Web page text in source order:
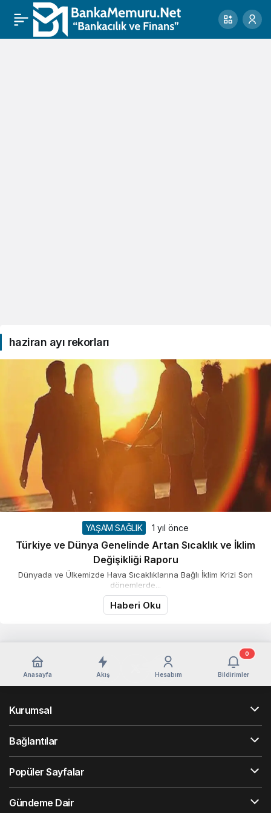
haziran ayı rekorları
YAŞAM SAĞLIK 1 yıl önce
Türkiye ve Dünya Genelinde Artan Sıcaklık ve İklim
Değişikliği Raporu
Dünyada ve Ülkemizde Hava Sıcaklıklarına Bağlı İklim Krizi Son
dönemlerde...
Haberi Oku
Anasayfa Akış Hesabım Bildirimler
0
Kurumsal
Bağlantılar
Popüler Sayfalar
Gündeme Dair